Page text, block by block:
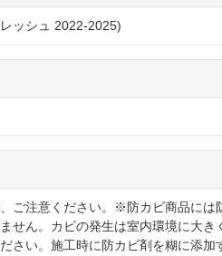
レッシュ 2022-2025)
ご注意ください。※防カビ商品には
せん。カビの発生は室内環境に大き
さい。施工時に防カビ剤を糊に添加